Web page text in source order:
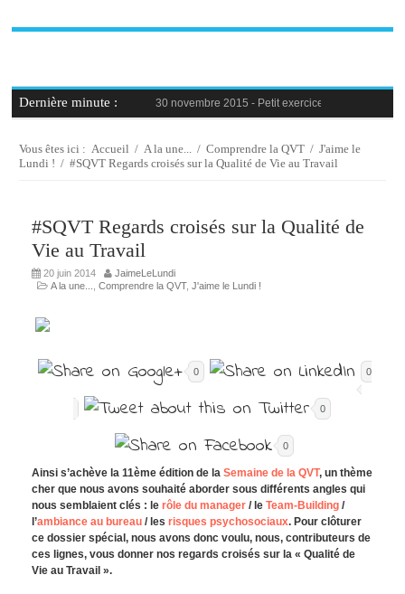
Dernière minute : 30 novembre 2015 - Petit exercice de la semaine
30 novembre 2015 -Blague au bureau #9
23 novembre 2015 -Le syndrome de l’imposteur,
Vous êtes ici :Accueil /A la une... /Comprendre la QVT /J'aime le
Lundi ! /#SQVT Regards croisés sur la Qualité de Vie au Travail
#SQVT Regards croisés sur la Qualité de
Vie au Travail
20 juin 2014
JaimeLeLundi
A la une...
Comprendre la QVT, J'aime le Lundi !
0 0
0
0
Ainsi s’achève la 11ème édition de la Semaine de la QVT, un thème
cher que nous avons souhaité aborder sous différents angles qui
nous semblaient clés : le rôle du manager / le Team-Building/
l’ambiance au bureau/ les risques psychosociaux. Pour clôturer
ce dossier spécial, nous avons donc voulu, nous, contributeurs de
ces lignes, vous donner nos regards croisés sur la « Qualité de
Vie au Travail ».